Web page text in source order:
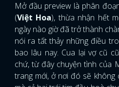
Mở đầu preview là phân
(Việt Hoa), thừa nhận hết
ngày nào giờ đã trở thành
nói ra tất thảy những điều
bao lâu nay. Cua lại vợ cũ
chứ, từ đây chuyện tình của
trang mới, ở nơi đó sẽ không